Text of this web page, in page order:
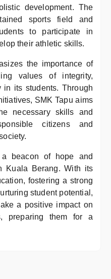
development. The
sports field and
to participate in
their athletic skills.
the importance of
values of integrity,
in its students. Through
SMK Tapu aims
necessary skills and
citizens and
beacon of hope and
Kuala Berang. With its
fostering a strong
student potential,
a positive impact on
preparing them for a